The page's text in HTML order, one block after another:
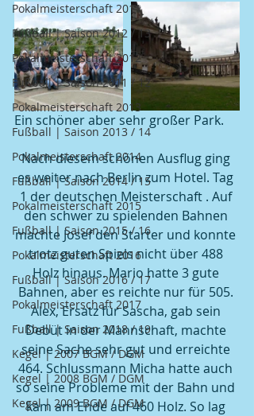
Pokalmeisterschaft 2011
Fußball | Saison 2012 / 13
Pokalmeisterschaft 2012
Fußball | Saison 2011 / 12
Pokalmeisterschaft 2013
Fußball | Saison 2013 / 14
Pokalmeisterschaft 2014
Fußball | Saison 2014 / 15
Pokalmeisterschaft 2015
Fußball | Saison 2015 / 16
Pokalmeisterschaft 2016
Fußball | Saison 2016 / 17
Pokalmeisterschaft 2017
Fußball | Saison 2018 / 19
Kegel | 2007 BGM / DGM
Kegel | 2008 BGM / DGM
Kegel | 2009 BGM / DGM
Ein schöner aber sehr großer Park.
Nach diesem schönen Ausflug ging
es weiter nach Berlin zum Hotel. Tag
1 der deutschen Meisterschaft . Auf
den schwer zu spielenden Bahnen
machte Josef den Starter und konnte
trotz guten Spiels nicht über 488
Holz hinaus. Mario hatte 3 gute
Bahnen, aber es reichte nur für 505.
Alex, Ersatz für Sascha, gab sein
Debüt in der Mannschaft, machte
seine Sache sehr gut und erreichte
464. Schlussmann Micha hatte auch
so seine Probleme mit der Bahn und
kam am Ende auf 460 Holz. So lag